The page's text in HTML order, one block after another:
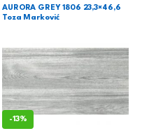
AURORA GREY 1806 23,3×46,6
Toza Marković
-13%